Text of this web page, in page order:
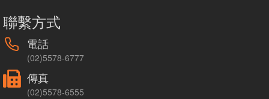
聯繫方式
電話
(02)5578-6777
傳真
(02)5578-6555